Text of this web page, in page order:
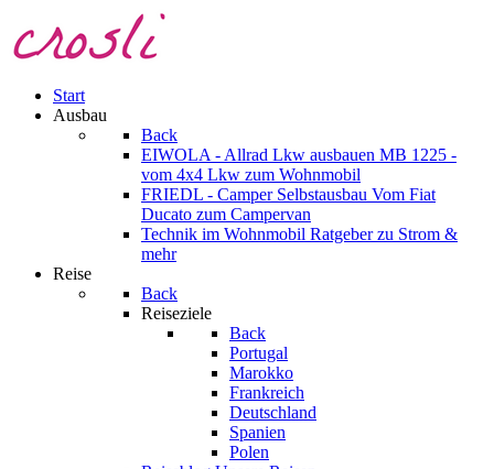
Start
Ausbau
Back
EIWOLA - Allrad Lkw ausbauen MB 1225 -
vom 4x4 Lkw zum Wohnmobil
FRIEDL - Camper Selbstausbau Vom Fiat
Ducato zum Campervan
Technik im Wohnmobil Ratgeber zu Strom &
mehr
Reise
Back
Reiseziele
Back
Portugal
Marokko
Frankreich
Deutschland
Spanien
Polen